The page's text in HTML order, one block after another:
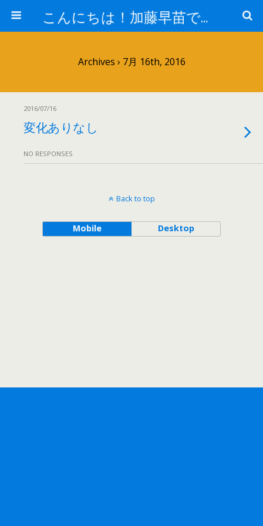
こんにちは！加藤早苗です。
Archives › 7月 16th, 2016
2016/07/16
変化ありなし
NO RESPONSES
Back to top
Mobile Desktop